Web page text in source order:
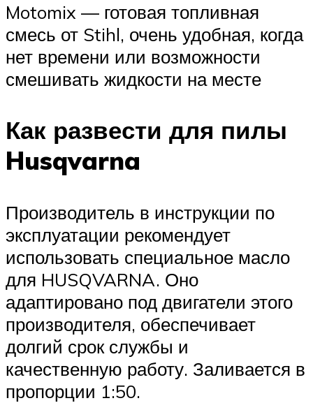
Motomix — готовая топливная
смесь от Stihl, очень удобная, когда
нет времени или возможности
смешивать жидкости на месте
Как развести для пилы
Husqvarna
Производитель в инструкции по
эксплуатации рекомендует
использовать специальное масло
для HUSQVARNA. Оно
адаптировано под двигатели этого
производителя, обеспечивает
долгий срок службы и
качественную работу. Заливается в
пропорции 1:50.